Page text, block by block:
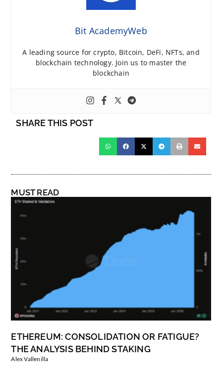
Bit AcademyWeb
A leading source for crypto, Bitcoin, DeFi, NFTs, and
blockchain technology. Join us to master the
blockchain
SHARE THIS POST
MUST READ
ETHEREUM: CONSOLIDATION OR FATIGUE?
THE ANALYSIS BEHIND STAKING
Alex Vallenilla